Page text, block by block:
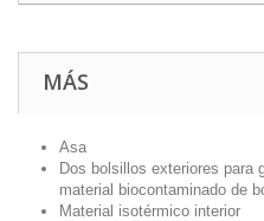
MÁS
Asa
Dos bolsillos exteriores para
material biocontaminado de
Material isotérmico interior